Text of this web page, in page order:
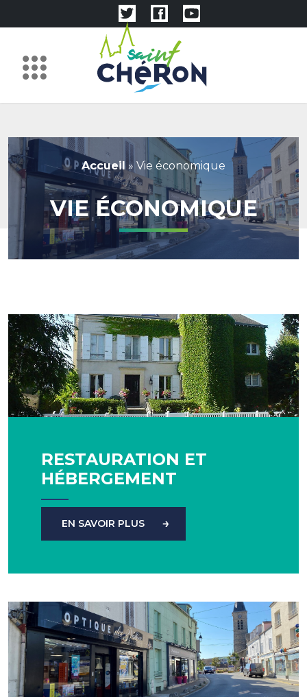
Accueil » Vie économique
VIE ÉCONOMIQUE
RESTAURATION ET
HÉBERGEMENT
EN SAVOIR PLUS